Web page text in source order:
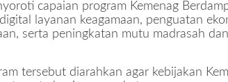
capaian program Kemenag
layanan keagamaan, penguatan
serta peningkatan mutu madrasah
tersebut diarahkan agar kebijakan